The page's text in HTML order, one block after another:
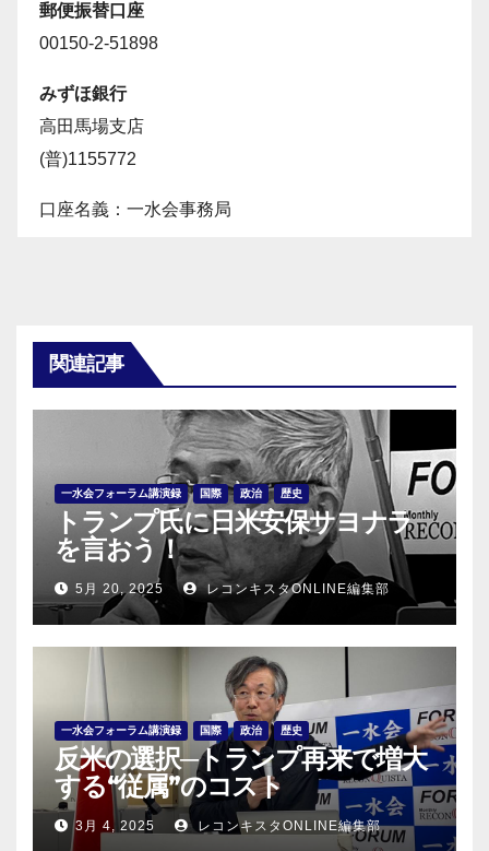
郵便振替口座
00150-2-51898
みずほ銀行
高田馬場支店
(普)1155772
口座名義：一水会事務局
関連記事
一水会フォーラム講演録 国際 政治 歴史
トランプ氏に日米安保サヨナラ
を言おう！
5月 20, 2025 レコンキスタONLINE編集部
一水会フォーラム講演録 国際 政治 歴史
反米の選択─トランプ再来で増大
する“従属”のコスト
3月 4, 2025 レコンキスタONLINE編集部